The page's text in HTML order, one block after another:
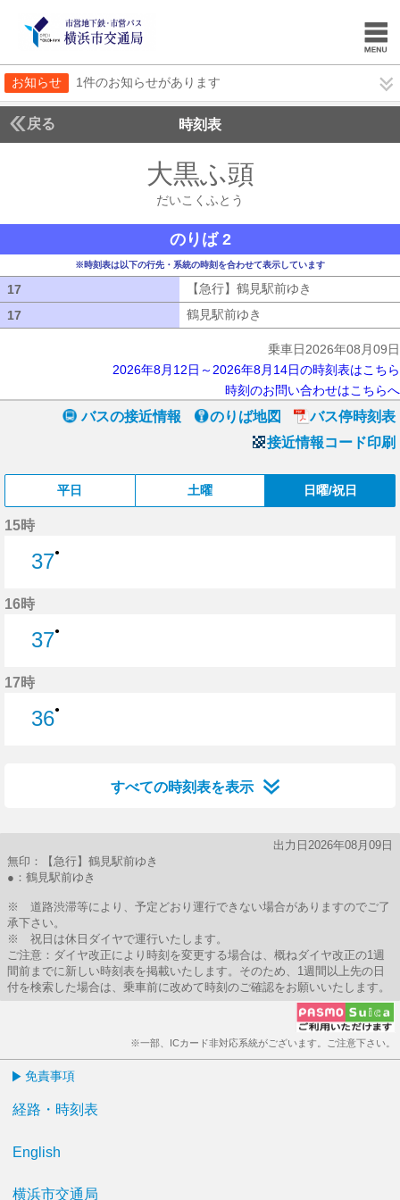
お知らせ 1件のお知らせがあります
戻る 時刻表
大黒ふ頭
だいこくふとう
のりば 2
※時刻表は以下の行先・系統の時刻を合わせて表示しています
17 【急行】鶴見駅前ゆき
17
鶴見駅前ゆき
乗車日2026年08月09日
2026年8月12日～2026年8月14日の時刻表はこちら
時刻のお問い合わせはこちらへ
バスの接近情報 のりば地図
バス停時刻表
接近情報コード印刷
平日 土曜 日曜/祝日
15時
37●
16時
37●
17時
36●
すべての時刻表を表示
出力日2026年08月09日
無印：【急行】鶴見駅前ゆき
●：鶴見駅前ゆき
※ 道路渋滞等により、予定どおり運行できない場合がありますのでご了
承下さい。
※ 祝日は休日ダイヤで運行いたします。
ご注意：ダイヤ改正により時刻を変更する場合は、概ねダイヤ改正の1週
間前までに新しい時刻表を掲載いたします。そのため、1週間以上先の日
付を検索した場合は、乗車前に改めて時刻のご確認をお願いいたします。
※一部、ICカード非対応系統がございます。ご注意下さい。
免責事項
経路・時刻表
English
横浜市交通局